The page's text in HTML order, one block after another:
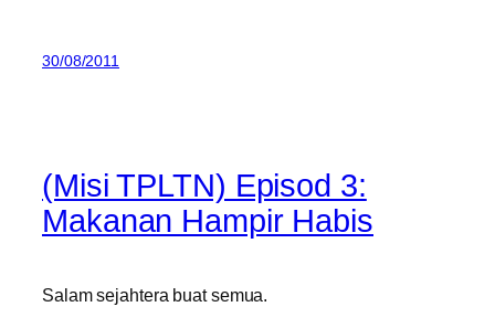
30/08/2011
(Misi TPLTN) Episod 3:
Makanan Hampir Habis
Salam sejahtera buat semua.